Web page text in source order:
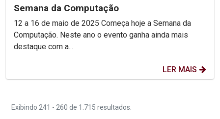
Semana da Computação
12 a 16 de maio de 2025 Começa hoje a Semana da
Computação. Neste ano o evento ganha ainda mais
destaque com a...
LER MAIS
Exibindo 241 - 260 de 1.715 resultados.